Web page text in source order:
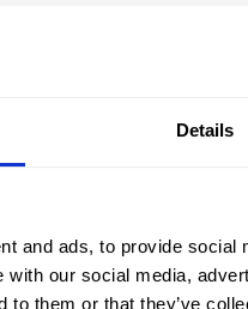
Details
and ads, to provide
with our social media,
to them or that they’ve
und potenziellen
Klimaschutzszenarien,